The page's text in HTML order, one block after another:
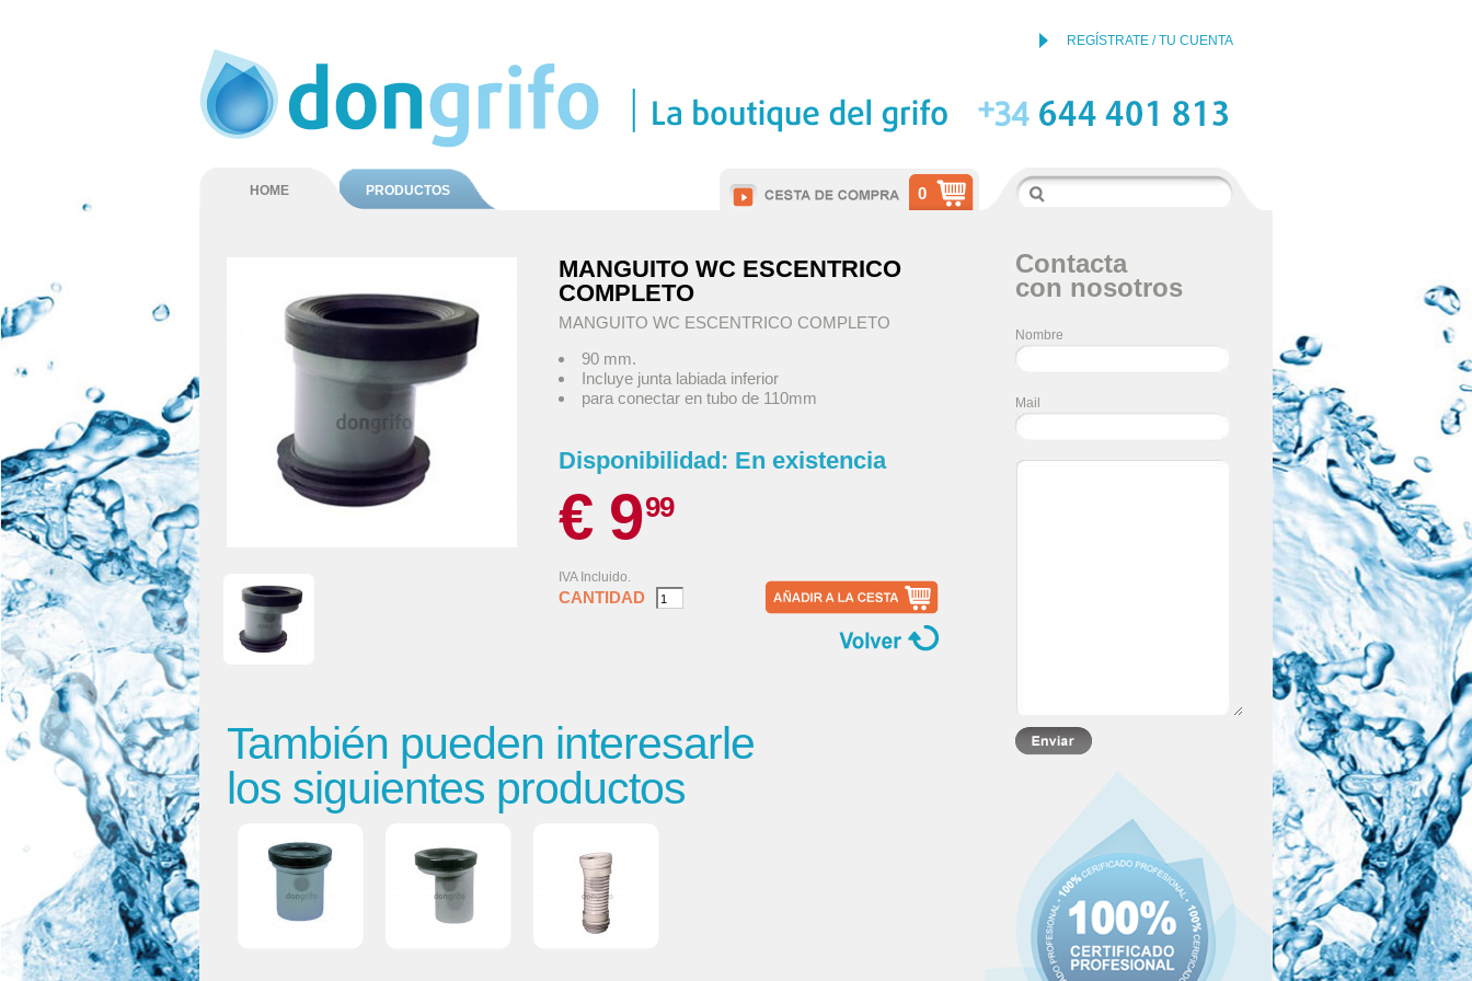
REGÍSTRATE / TU CUENTA
HOME PRODUCTOS 0
MANGUITO WC ESCENTRICO
COMPLETO
MANGUITO WC ESCENTRICO COMPLETO
90 mm.
Incluye junta labiada inferior
para conectar en tubo de 110mm
Disponibilidad: En existencia
€ 999
IVA Incluido.
CANTIDAD
También pueden interesarle
los siguientes productos
Contacta
con nosotros
Nombre
Mail